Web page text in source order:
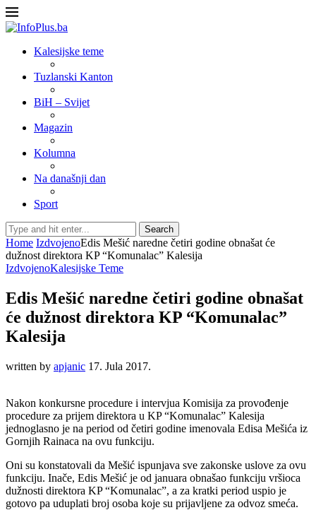
Kalesijske teme
Tuzlanski Kanton
BiH – Svijet
Magazin
Kolumna
Na današnji dan
Sport
Search
Home IzdvojenoEdis Mešić naredne četiri godine obnašat će
dužnost direktora KP “Komunalac” Kalesija
IzdvojenoKalesijske Teme
Edis Mešić naredne četiri godine obnašat
će dužnost direktora KP “Komunalac”
Kalesija
written by apjanic 17. Jula 2017.
Nakon konkursne procedure i intervjua Komisija za provođenje
procedure za prijem direktora u KP “Komunalac” Kalesija
jednoglasno je na period od četiri godine imenovala Edisa Mešića iz
Gornjih Rainaca na ovu funkciju.
Oni su konstatovali da Mešić ispunjava sve zakonske uslove za ovu
funkciju. Inače, Edis Mešić je od januara obnašao funkciju vršioca
dužnosti direktora KP “Komunalac”, a za kratki period uspio je
gotovo pa uduplati broj osoba koje su prijavljene za odvoz smeća.